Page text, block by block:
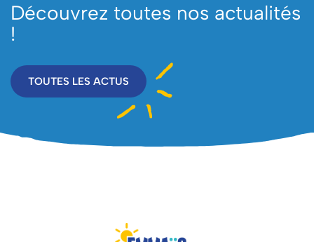
Découvrez toutes nos actualités
!
TOUTES LES ACTUS